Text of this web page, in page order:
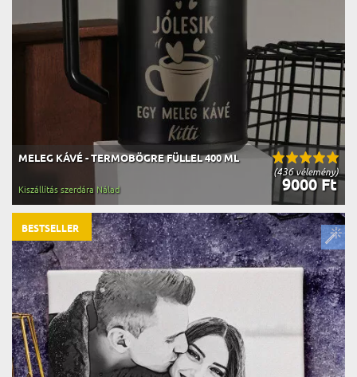
(436 vélemény)
MELEG KÁVÉ - TERMOBÖGRE FÜLLEL 400 ML
9000 Ft
Kiszállítás szerdára Nálad
BESTSELLER